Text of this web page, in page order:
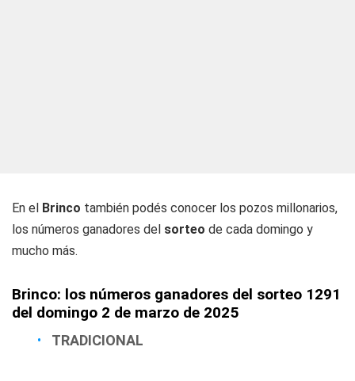
En el Brinco también podés conocer los pozos millonarios,
los números ganadores del sorteo de cada domingo y
mucho más.
Brinco: los números ganadores del sorteo 1291
del domingo 2 de marzo de 2025
TRADICIONAL